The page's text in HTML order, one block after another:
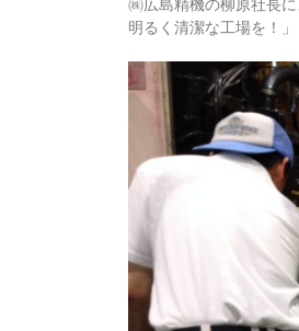
明るく清潔な工場を！